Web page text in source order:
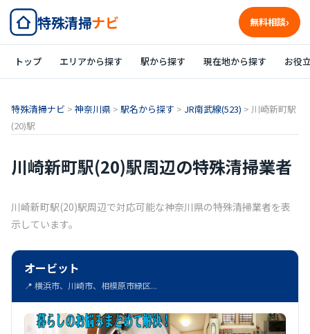
特殊清掃ナビ 無料相談
トップ エリアから探す 駅から探す 現在地から探す お役
特殊清掃ナビ > 神奈川県 > 駅名から探す > JR南武線(523) > 川崎新町駅
(20)駅
川崎新町駅(20)駅周辺の特殊清掃業者
川崎新町駅(20)駅周辺で対応可能な神奈川県の特殊清掃業者を表
示しています。
オービット
📍 横浜市、川崎市、相模原市緑区...